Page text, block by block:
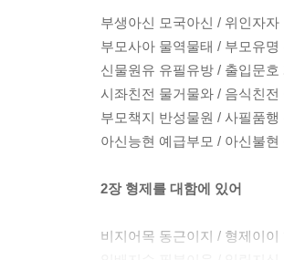
부생아신 모국아신 / 위인자
부모사아 물역물태 / 부모유
신물원유 유필유방 / 출입문
시좌친전 물거물와 / 음식친
부모책지 반성물원 / 사필품
아신능현 예급부모 / 아신불
2장 형제를 대함에 있어
비지어목 동근이지 / 형제이